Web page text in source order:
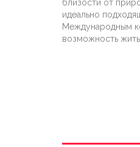
близости от
идеально
Международным
возможность жить